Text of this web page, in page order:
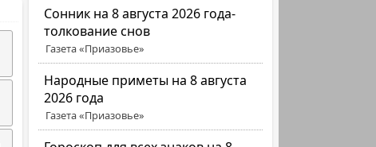
Сонник на 8 августа 2026 года-
толкование снов
Газета «Приазовье»
Народные приметы на 8 августа
2026 года
Газета «Приазовье»